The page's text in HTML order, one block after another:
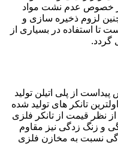
خصوص عدم نشت مواد
لزوم ذخیره سازی و
تا استفاده در بسیاری از
گردد.
از پلی اتیلن تولید
تانکر های تولید شده
نظر قیمت از تانکر فلزی
و زنگ زدگی نیز مقاوم
نسبت به مخازن فلزی